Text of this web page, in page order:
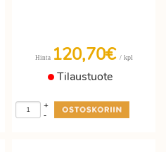
Hinta 120,70€ / kpl
Tilaustuote
-
+